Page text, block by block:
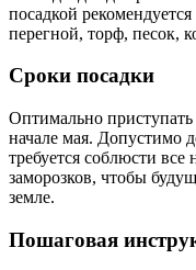
посадкой
перегной, торф, песок,
Сроки посадки
Оптимально
начале мая. Допустимо
требуется соблюсти
заморозков, чтобы
земле.
Пошаговая